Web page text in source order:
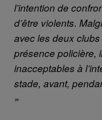
l’intention de
d’être violents.
avec les deux
présence policière,
inacceptables à
stade, avant,
»